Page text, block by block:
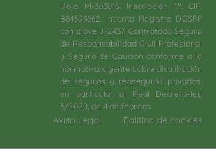
Hoja M-383016. Inscripción 1.ª. CIF.
B84396662. Inscrita Registro DGSFP
con clave J-2437. Contratado Seguro
de Responsabilidad Civil Profesional
y Seguro de Caución conforme a la
normativa vigente sobre distribución
de seguros y reaseguros privados,
en particular al Real Decreto-ley
3/2020, de 4 de febrero.​
Aviso Legal Política de cookies